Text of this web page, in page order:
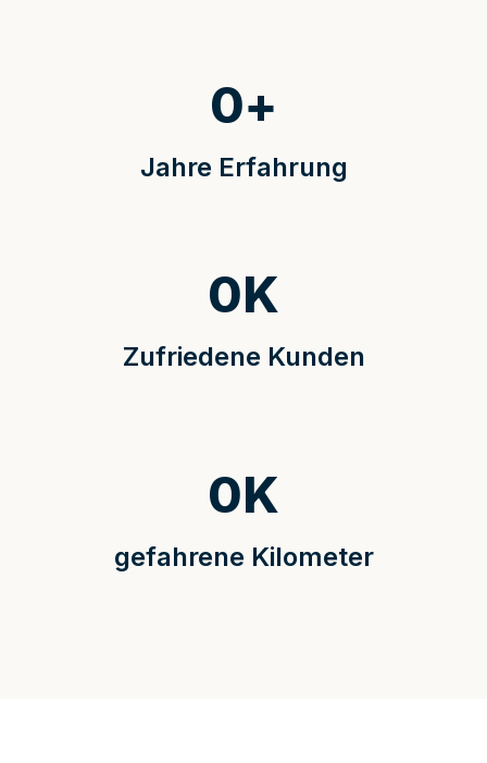
Jahre Erfahrung
0+
Zufriedene Kunden
0K
gefahrene Kilometer
0K